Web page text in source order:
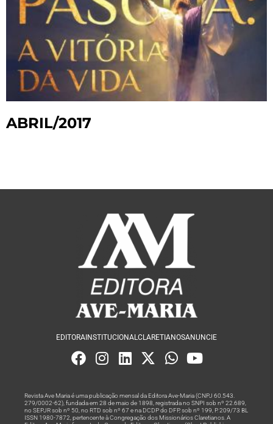
ABRIL/2017
EDITORA INSTITUCIONALCLARETIANOSANUNCIE
Revista Ave Maria é uma publicação mensal da Editora Ave-Maria (CNPJ 60.543.
279/0002-62), fundada em 28 de maio de 1898, registrada no SNPI sob nº 22.689,
no SEPJR sob nº 50, no RTD sob nº 67 e na DCDP do DFP, sob nº 199, P. 209/73 BL
ISSN 1980-7872, pertencente à Congregação dos Missionários Claretianos. A